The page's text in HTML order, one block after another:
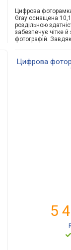
Цифрова
Gray оснащена
роздільною
забезпечує чітке
фотографій.
Цифрова
5